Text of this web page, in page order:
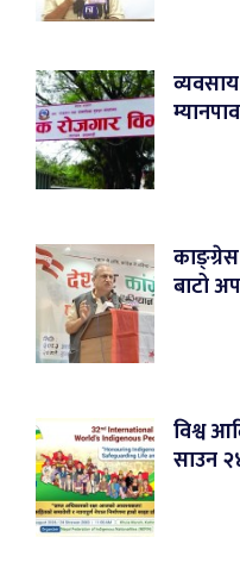
बाटो
विश्व
साउन